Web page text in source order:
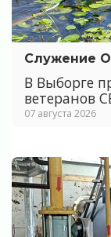
Служение
В Выборге
ветеранов
07 августа 2026